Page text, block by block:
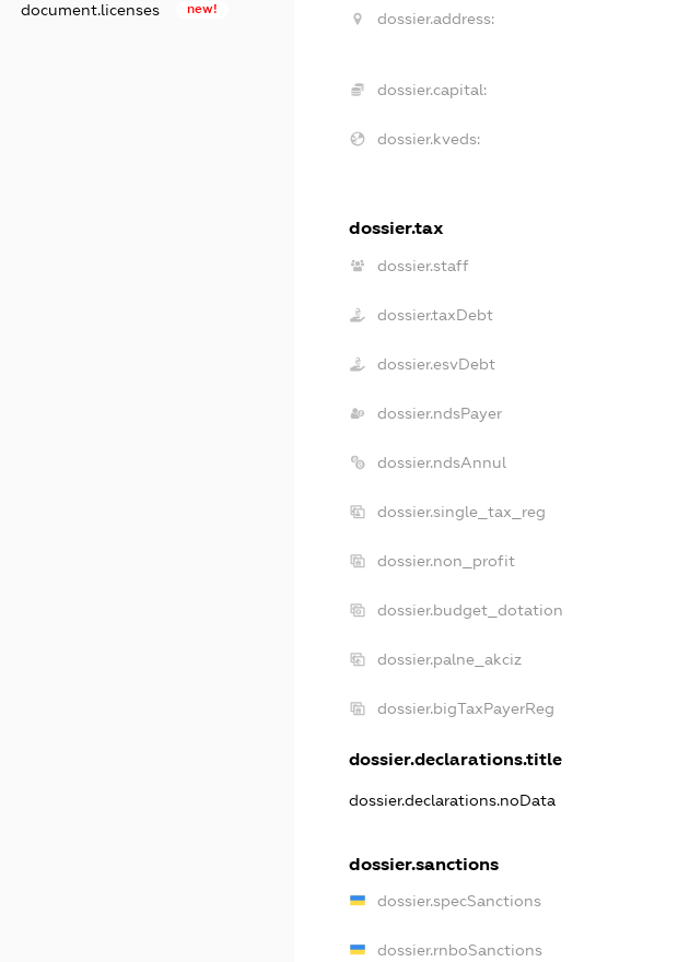
document.licenses new!
dossier.address:
dossier.capital:
dossier.kveds:
dossier.tax
dossier.staff
dossier.taxDebt
dossier.esvDebt
dossier.ndsPayer
dossier.ndsAnnul
dossier.single_tax_reg
dossier.non_profit
dossier.budget_dotation
dossier.palne_akciz
dossier.bigTaxPayerReg
dossier.declarations.title
dossier.declarations.noData
dossier.sanctions
dossier.specSanctions
dossier.rnboSanctions